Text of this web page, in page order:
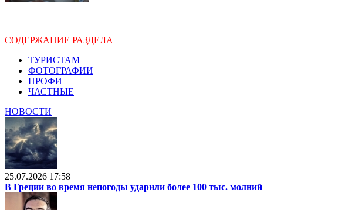
СОДЕРЖАНИЕ РАЗДЕЛА
ТУРИСТАМ
ФОТОГРАФИИ
ПРОФИ
ЧАСТНЫЕ
НОВОСТИ
25.07.2026 17:58
В Греции во время непогоды ударили более 100 тыс. молний